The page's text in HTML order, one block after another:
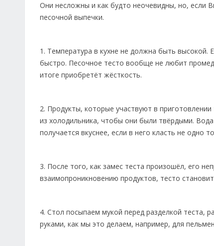
Они несложны и как будто неочевидны, но, если
песочной выпечки.
1. Температура в кухне не должна быть
быстро. Песочное тесто вообще не любит
итоге приобретёт жёсткость.
2. Продукты, которые участвуют в
из холодильника, чтобы они были твёрдыми.
получается вкуснее, если в него класть не одно
3. После того, как замес теста произошёл, его
взаимопроникновению продуктов, тесто
4. Стол посыпаем мукой перед разделкой теста,
руками, как мы это делаем, например, для